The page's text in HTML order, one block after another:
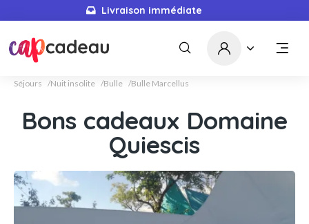
Livraison immédiate
Séjours Nuit insolite Bulle Bulle Marcellus
Bons cadeaux Domaine
Quiescis